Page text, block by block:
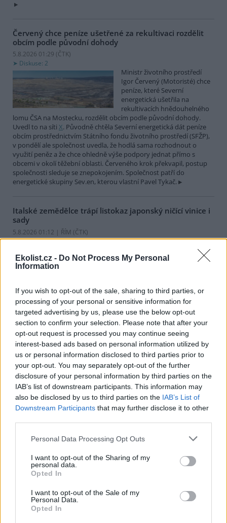
Ekolist.cz - Do Not Process My Personal
Information
If you wish to opt-out of the sale, sharing to third parties, or
processing of your personal or sensitive information for
targeted advertising by us, please use the below opt-out
section to confirm your selection. Please note that after your
opt-out request is processed you may continue seeing
interest-based ads based on personal information utilized by
us or personal information disclosed to third parties prior to
your opt-out. You may separately opt-out of the further
disclosure of your personal information by third parties on the
IAB’s list of downstream participants. This information may
also be disclosed by us to third parties on the IAB’s List of
Downstream Participants that may further disclose it to other
Personal Data Processing Opt Outs
I want to opt-out of the Sharing of my
personal data.
Opted In
I want to opt-out of the Sale of my
Personal Data.
Opted In
Červený chce peníze ušetřené za rekultivaci rozdělit
obcím podle původní dohody
5.8.2026 01:29 (ČTK)
Diskuse: 2
Ministr životního prostředí
Igor Červený (Motoristé) chce
peníze, které Severní
energetická ušetřila na
rekultivacích hnědouhelného
lomu ČSA na Mostecku, rozdělit obcím podle původní dohody.
Uvedl to na síti X. Původně chtěla Severní energetická dát peníze
obcím prostřednictvím Státního fondu životního prostředí (SFŽP),
v pondělí ale společnost uvedla, že hodlá sama rozhodnout o
využití peněz a že chce ohledně výše podpory jednat přímo s
obcemi v okolí těžební oblasti. Červeného krok překvapil, postup
společnosti sleduje se znepokojením. Společnost patří do
energetické skupiny Sev.en, kterou vlastní Pavel Tykač.
Italské zemědělce trápí listokaz japonský ničící vinice i
sady
5.8.2026 01:12 | ŘÍM (ČTK)
Diskuse: 2
měňavými krovkami, jejichž
větší hrozbou v Itálii. Rojí se po
sadech a vinicích a zanechávají za sebou listy s vykousanými
mřížkami, což oslabuje rostliny a snižuje úrodu, napsala agentura
AP.
Ministerstvo v kauze haldy Heřmanice rozhodlo, že
viník neexistuje
4.8.2026 19:12 | OSTRAVA (ČTK)
Diskuse: 2
Za škodu za zavezení haldy
Heřmanice v Ostravě statisíci
tunami odpadu není podle
ministerstva životního
informovalweb Seznam Zprávy. Kauzu čtyři roky prošetřovali
odborníci z České inspekce životního prostředí (ČIŽP), letos na jaře
ji převzalo ministerstvo. Ani po letech vyšetřování nebylo podle
webu známo, co přesně se v haldě skrývá, inspekce si proto loni
objednala sérii vrtů a následných analýz odebraných vzorků. Práce
pro jejich nadbytečnost.